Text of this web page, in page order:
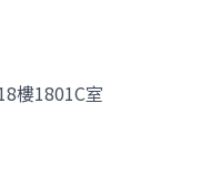
樓1801C室